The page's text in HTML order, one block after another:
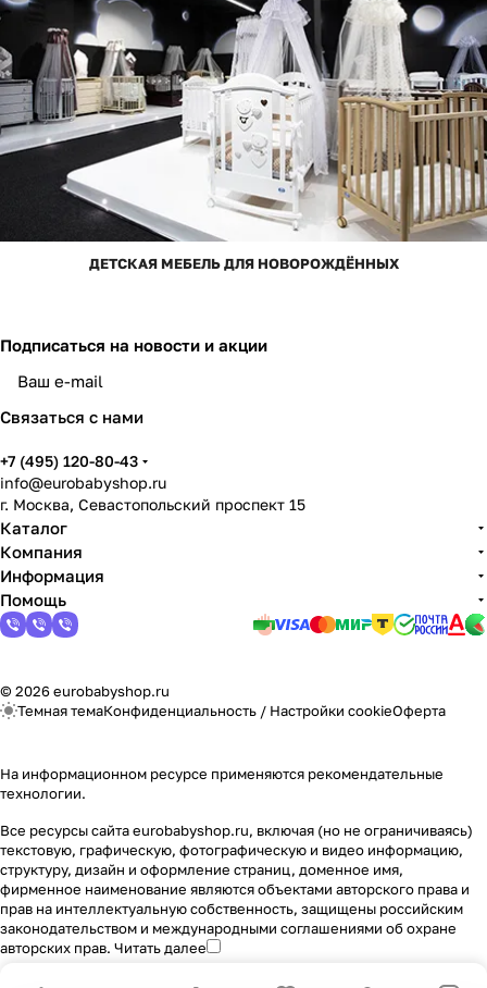
ДЕТСКАЯ МЕБЕЛЬ ДЛЯ НОВОРОЖДЁННЫХ
Подписаться на новости и акции
Связаться с нами
+7 (495) 120-80-43
info@eurobabyshop.ru
г. Москва, Севастопольский проспект 15
Каталог
Компания
Информация
Помощь
© 2026 eurobabyshop.ru
Темная темаКонфиденциальность / Настройки cookieОферта
На информационном ресурсе применяются рекомендательные
технологии.
Все ресурсы сайта eurobabyshop.ru, включая (но не ограничиваясь)
текстовую, графическую, фотографическую и видео информацию,
структуру, дизайн и оформление страниц, доменное имя,
фирменное наименование являются объектами авторского права и
прав на интеллектуальную собственность, защищены российским
законодательством и международными соглашениями об охране
авторских прав. Читать далее